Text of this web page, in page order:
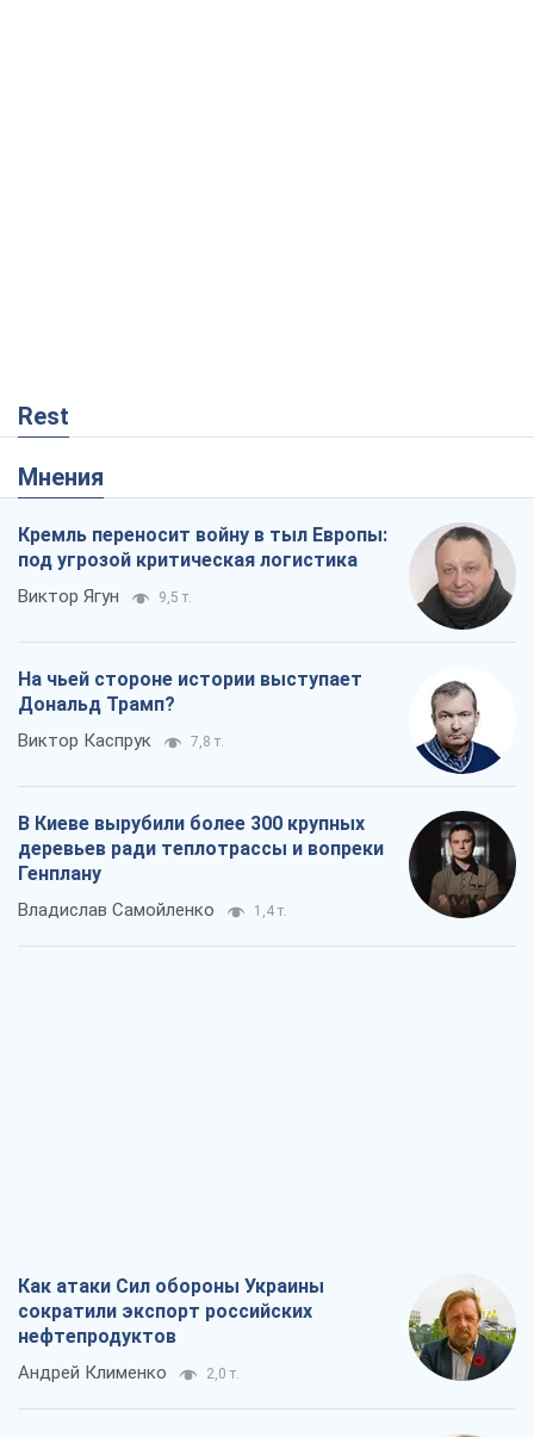
Rest
Мнения
Кремль переносит войну в тыл Европы:
под угрозой критическая логистика
Виктор Ягун 9,5 т.
На чьей стороне истории выступает
Дональд Трамп?
Виктор Каспрук 7,8 т.
В Киеве вырубили более 300 крупных
деревьев ради теплотрассы и вопреки
Генплану
Владислав Самойленко 1,4 т.
Как атаки Сил обороны Украины
сократили экспорт российских
нефтепродуктов
Андрей Клименко 2,0 т.